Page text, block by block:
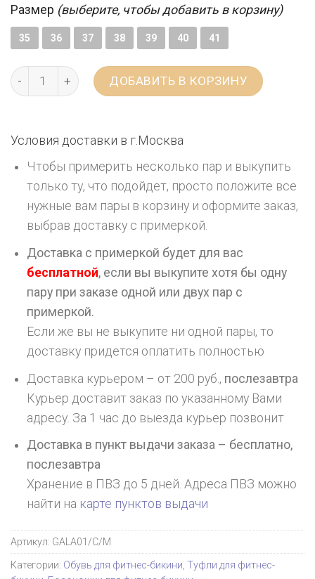
Размер (выберите, чтобы добавить в корзину)
35 36 37 38 39 40 41
ДОБАВИТЬ В КОРЗИНУ
Условия доставки в г. Москва
Чтобы примерить несколько пар и выкупить
только ту, что подойдет, просто положите все
нужные вам пары в корзину и оформите заказ,
выбрав доставку с примеркой.
Доставка с примеркой будет для вас
бесплатной, если вы выкупите хотя бы одну
пару при заказе одной или двух пар с
примеркой.
Если же вы не выкупите ни одной пары, то
доставку придется оплатить полностью
Доставка курьером – от 200 руб., послезавтра
Курьер доставит заказ по указанному Вами
адресу. За 1 час до выезда курьер позвонит
Доставка в пункт выдачи заказа – бесплатно,
послезавтра
Хранение в ПВЗ до 5 дней. Адреса ПВЗ можно
найти на карте пунктов выдачи
Артикул: GALA01/C/M
Категории: Обувь для фитнес-бикини, Туфли для фитнес-